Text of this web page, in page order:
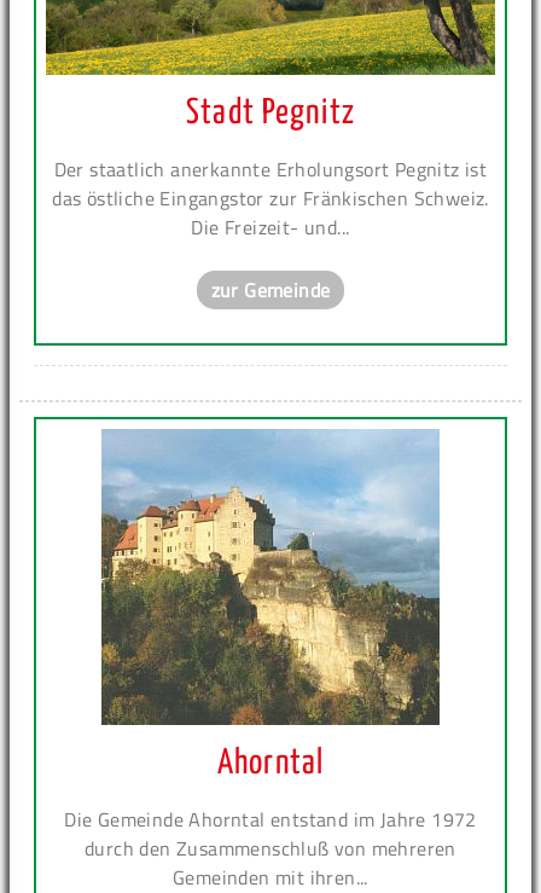
Stadt Pegnitz
Der staatlich anerkannte Erholungsort Pegnitz ist
das östliche Eingangstor zur Fränkischen Schweiz.
Die Freizeit- und...
zur Gemeinde
Ahorntal
Die Gemeinde Ahorntal entstand im Jahre 1972
durch den Zusammenschluß von mehreren
Gemeinden mit ihren...